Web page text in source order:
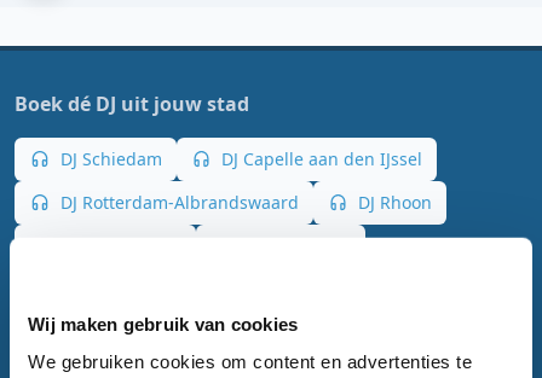
Wij maken gebruik van cookies
We gebruiken cookies om content en advertenties te
Boek dé DJ uit jouw stad
DJ Schiedam
DJ Capelle aan den IJssel
DJ Rotterdam-Albrandswaard
DJ Rhoon
DJ Mijnsheerenland
DJ Alblasserdam